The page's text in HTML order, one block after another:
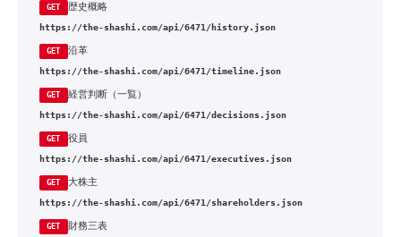
GET 歴史概略
https://the-shashi.com/api/6471/history.json
GET 沿革
https://the-shashi.com/api/6471/timeline.json
GET 経営判断（一覧）
https://the-shashi.com/api/6471/decisions.json
GET 役員
https://the-shashi.com/api/6471/executives.json
GET 大株主
https://the-shashi.com/api/6471/shareholders.json
GET 財務三表